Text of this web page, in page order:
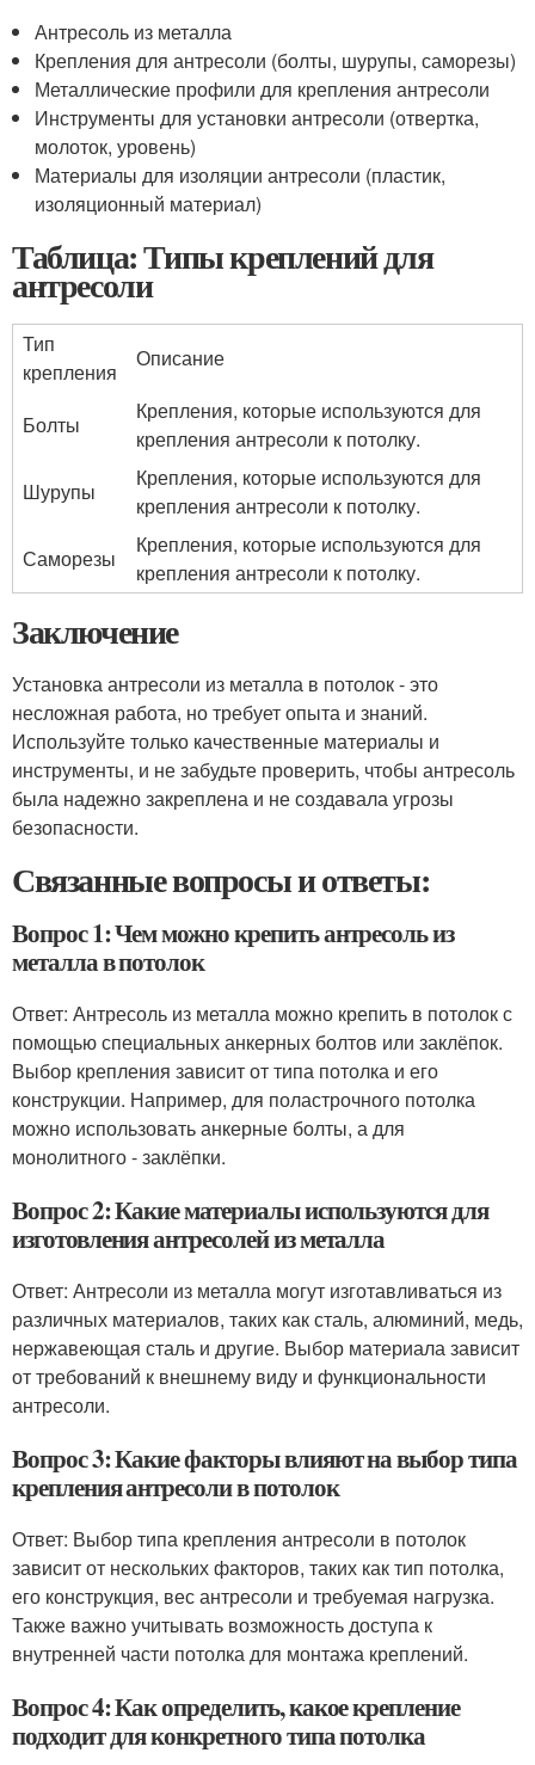
Антресоль из металла
Крепления для антресоли (болты, шурупы, саморезы)
Металлические профили для крепления антресоли
Инструменты для установки антресоли (отвертка,
молоток, уровень)
Материалы для изоляции антресоли (пластик,
изоляционный материал)
Таблица: Типы креплений для
антресоли
Тип
крепления
Описание
Болты
Крепления, которые используются для
крепления антресоли к потолку.
Шурупы
Крепления, которые используются для
крепления антресоли к потолку.
Саморезы
Крепления, которые используются для
крепления антресоли к потолку.
Заключение
Установка антресоли из металла в потолок - это
несложная работа, но требует опыта и знаний.
Используйте только качественные материалы и
инструменты, и не забудьте проверить, чтобы антресоль
была надежно закреплена и не создавала угрозы
безопасности.
Связанные вопросы и ответы:
Вопрос 1: Чем можно крепить антресоль из
металла в потолок
Ответ: Антресоль из металла можно крепить в потолок с
помощью специальных анкерных болтов или заклёпок.
Выбор крепления зависит от типа потолка и его
конструкции. Например, для поластрочного потолка
можно использовать анкерные болты, а для
монолитного - заклёпки.
Вопрос 2: Какие материалы используются для
изготовления антресолей из металла
Ответ: Антресоли из металла могут изготавливаться из
различных материалов, таких как сталь, алюминий, медь,
нержавеющая сталь и другие. Выбор материала зависит
от требований к внешнему виду и функциональности
антресоли.
Вопрос 3: Какие факторы влияют на выбор типа
крепления антресоли в потолок
Ответ: Выбор типа крепления антресоли в потолок
зависит от нескольких факторов, таких как тип потолка,
его конструкция, вес антресоли и требуемая нагрузка.
Также важно учитывать возможность доступа к
внутренней части потолка для монтажа креплений.
Вопрос 4: Как определить, какое крепление
подходит для конкретного типа потолка